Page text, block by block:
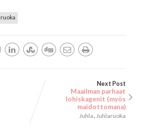
ruoka
Next Post
Maailman parhaat
lohiskagenit (myös
maidottomana)
Juhla, Juhlaruoka